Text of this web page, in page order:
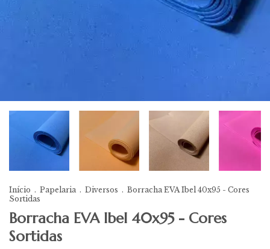
Início . Papelaria . Diversos . Borracha EVA Ibel 40x95 - Cores
Sortidas
Borracha EVA Ibel 40x95 - Cores
Sortidas